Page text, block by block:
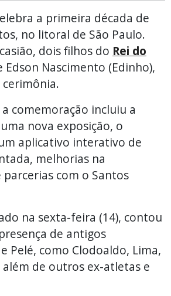
a primeira década de
no litoral de São Paulo.
dois filhos do Rei do
Edson Nascimento (Edinho),
a comemoração incluiu a
nova exposição, o
aplicativo interativo de
melhorias na
parcerias com o Santos
na sexta-feira (14), contou
de antigos
Pelé, como Clodoaldo, Lima,
de outros ex-atletas e